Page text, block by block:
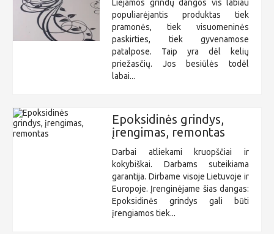
Liejamos grindų dangos vis labiau
populiarėjantis produktas tiek
pramonės, tiek visuomeninės
paskirties, tiek gyvenamose
patalpose. Taip yra dėl kelių
priežasčių. Jos besiūlės todėl
labai...
Epoksidinės grindys,
įrengimas, remontas
Darbai atliekami kruopščiai ir
kokybiškai. Darbams suteikiama
garantija. Dirbame visoje Lietuvoje ir
Europoje. Įrenginėjame šias dangas:
Epoksidinės grindys gali būti
įrengiamos tiek...